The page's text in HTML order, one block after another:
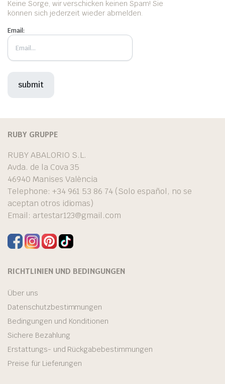
Keine Sorge, wir verschicken keinen Spam! Sie
können sich jederzeit wieder abmelden.
Email:
RUBY GRUPPE
RUBY ABALORIO S.L.
Avda. de la Cova 35
46940 Manises València
Telephone: +34 961 53 86 74 (Solo español, no se
aceptan otros idiomas)
Email: artestar123@gmail.com
RICHTLINIEN UND BEDINGUNGEN
Über uns
Datenschutzbestimmungen
Bedingungen und Konditionen
Sichere Bezahlung
Erstattungs- und Rückgabebestimmungen
Preise für Lieferungen